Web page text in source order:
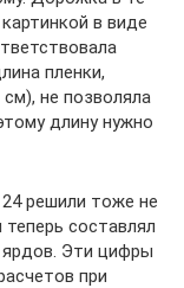
в виде
пленки,
не позволяла
длину нужно
решили тоже не
составлял
ярдов. Эти цифры
при